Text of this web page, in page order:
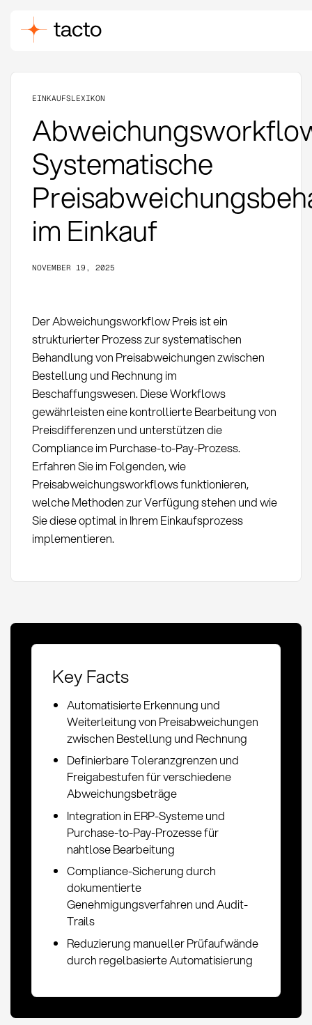
EINKAUFSLEXIKON
Systematische
im Einkauf
NOVEMBER 19, 2025
Der Abweichungsworkflow Preis ist ein
strukturierter Prozess zur systematischen
Behandlung von Preisabweichungen zwischen
Bestellung und Rechnung im
Beschaffungswesen. Diese Workflows
gewährleisten eine kontrollierte Bearbeitung von
Preisdifferenzen und unterstützen die
Compliance im Purchase-to-Pay-Prozess.
Erfahren Sie im Folgenden, wie
Preisabweichungsworkflows funktionieren,
welche Methoden zur Verfügung stehen und wie
Sie diese optimal in Ihrem Einkaufsprozess
implementieren.
Key Facts
Automatisierte Erkennung und
Weiterleitung von Preisabweichungen
zwischen Bestellung und Rechnung
Definierbare Toleranzgrenzen und
Freigabestufen für verschiedene
Abweichungsbeträge
Integration in ERP-Systeme und
Purchase-to-Pay-Prozesse für
nahtlose Bearbeitung
Compliance-Sicherung durch
dokumentierte
Genehmigungsverfahren und Audit-
Trails
Reduzierung manueller Prüfaufwände
durch regelbasierte Automatisierung